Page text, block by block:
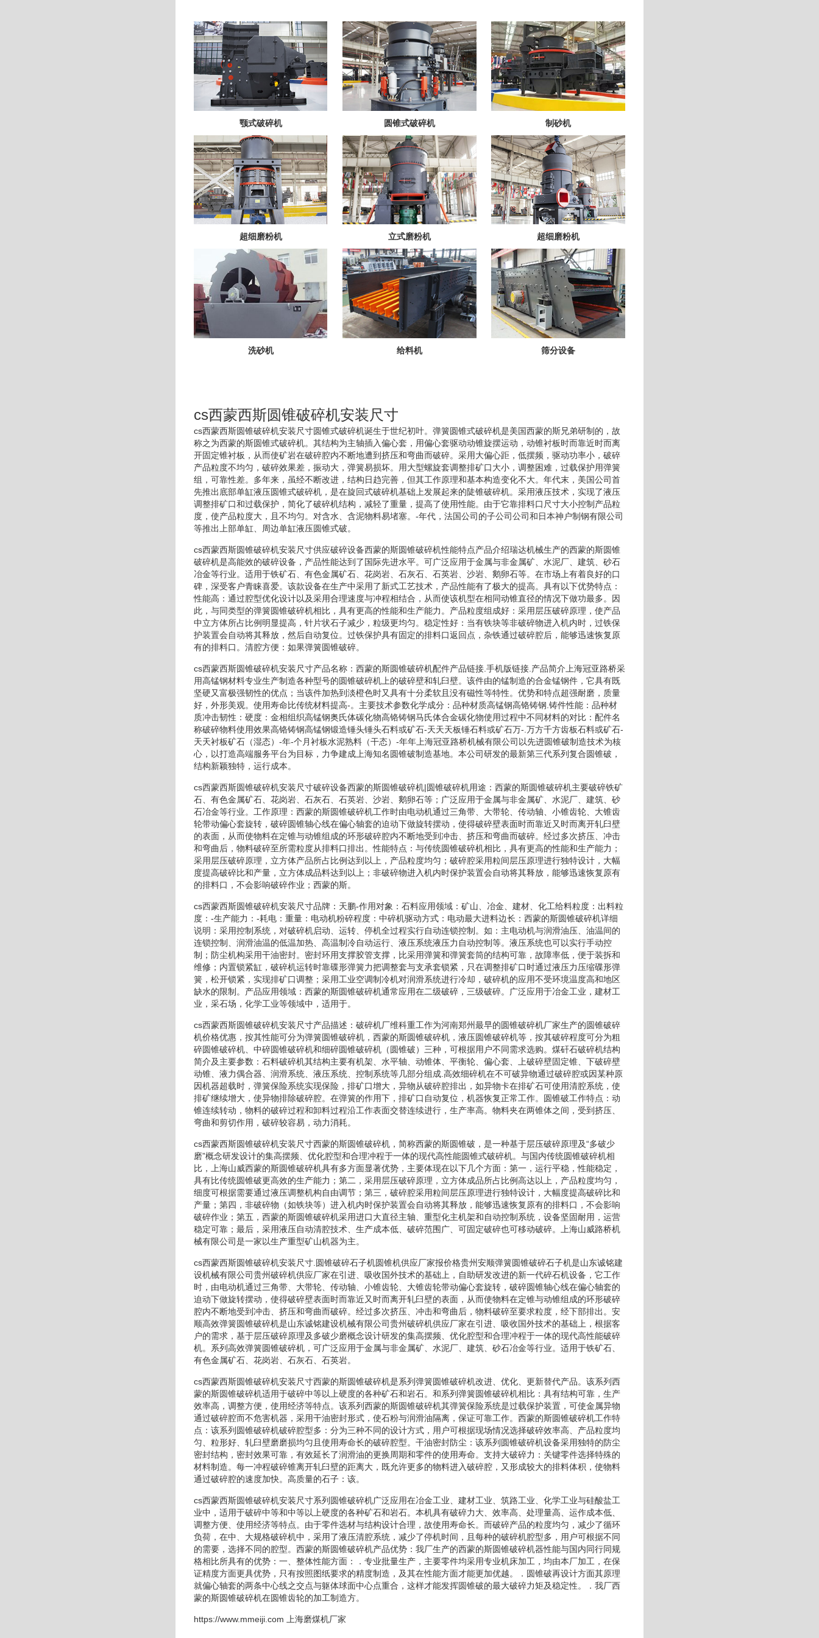
颚式破碎机 圆锥式破碎机 制砂机
超细磨粉机 立式磨粉机 超细磨粉机
洗砂机 给料机 筛分设备
cs西蒙西斯圆锥破碎机安装尺寸
cs西蒙西斯圆锥破碎机安装尺寸圆锥式破碎机诞生于世纪初叶。弹簧圆锥式破碎机是美国西蒙的斯兄弟研制的，故
称之为西蒙的斯圆锥式破碎机。其结构为主轴插入偏心套，用偏心套驱动动锥旋摆运动，动锥衬板时而靠近时而离
开固定锥衬板，从而使矿岩在破碎腔内不断地遭到挤压和弯曲而破碎。采用大偏心距，低摆频，驱动功率小，破碎
产品粒度不均匀，破碎效果差，振动大，弹簧易损坏。用大型螺旋套调整排矿口大小，调整困难，过载保护用弹簧
组，可靠性差。多年来，虽经不断改进，结构日趋完善，但其工作原理和基本构造变化不大。年代末，美国公司首
先推出底部单缸液压圆锥式破碎机，是在旋回式破碎机基础上发展起来的陡锥破碎机。采用液压技术，实现了液压
调整排矿口和过载保护，简化了破碎机结构，减轻了重量，提高了使用性能。由于它靠排料口尺寸大小控制产品粒
度，使产品粒度大，且不均匀。对含水、含泥物料易堵塞。-年代，法国公司的子公司公司和日本神户制钢有限公司
等推出上部单缸、周边单缸液压圆锥式破。
cs西蒙西斯圆锥破碎机安装尺寸供应破碎设备西蒙的斯圆锥破碎机性能特点产品介绍瑞达机械生产的西蒙的斯圆锥
破碎机是高能效的破碎设备，产品性能达到了国际先进水平。可广泛应用于金属与非金属矿、水泥厂、建筑、砂石
冶金等行业。适用于铁矿石、有色金属矿石、花岗岩、石灰石、石英岩、沙岩、鹅卵石等。在市场上有着良好的口
碑，深受客户青睐喜爱。该款设备在生产中采用了新式工艺技术，产品性能有了极大的提高。具有以下优势特点：
性能高：通过腔型优化设计以及采用合理速度与冲程相结合，从而使该机型在相同动锥直径的情况下做功最多。因
此，与同类型的弹簧圆锥破碎机相比，具有更高的性能和生产能力。产品粒度组成好：采用层压破碎原理，使产品
中立方体所占比例明显提高，针片状石子减少，粒级更均匀。稳定性好：当有铁块等非破碎物进入机内时，过铁保
护装置会自动将其释放，然后自动复位。过铁保护具有固定的排料口返回点，杂铁通过破碎腔后，能够迅速恢复原
有的排料口。清腔方便：如果弹簧圆锥破碎。
cs西蒙西斯圆锥破碎机安装尺寸产品名称：西蒙的斯圆锥破碎机配件产品链接.手机版链接.产品简介上海冠亚路桥采
用高锰钢材料专业生产制造各种型号的圆锥破碎机上的破碎壁和轧臼壁。该件由的锰制造的合金锰钢件，它具有既
坚硬又富极强韧性的优点；当该件加热到淡橙色时又具有十分柔软且没有磁性等特性。优势和特点超强耐磨，质量
好，外形美观。使用寿命比传统材料提高-。主要技术参数化学成分：品种材质高锰钢高铬铸钢.铸件性能：品种材
质冲击韧性：硬度：金相组织高锰钢奥氏体碳化物高铬铸钢马氏体合金碳化物使用过程中不同材料的对比：配件名
称破碎物料使用效果高铬铸钢高锰钢锻造锤头锤头石料或矿石-天天天板锤石料或矿石万-.万方千方齿板石料或矿石-
天天衬板矿石（湿态）-年-个月衬板水泥熟料（干态）-年年上海冠亚路桥机械有限公司以先进圆锥破制造技术为核
心，以打造高端服务平台为目标，力争建成上海知名圆锥破制造基地。本公司研发的最新第三代系列复合圆锥破，
结构新颖独特，运行成本。
cs西蒙西斯圆锥破碎机安装尺寸破碎设备西蒙的斯圆锥破碎机|圆锥破碎机用途：西蒙的斯圆锥破碎机主要破碎铁矿
石、有色金属矿石、花岗岩、石灰石、石英岩、沙岩、鹅卵石等；广泛应用于金属与非金属矿、水泥厂、建筑、砂
石冶金等行业。工作原理：西蒙的斯圆锥破碎机工作时由电动机通过三角带、大带轮、传动轴、小锥齿轮、大锥齿
轮带动偏心套旋转，破碎圆锥轴心线在偏心轴套的迫动下做旋转摆动，使得破碎壁表面时而靠近又时而离开轧臼壁
的表面，从而使物料在定锥与动锥组成的环形破碎腔内不断地受到冲击、挤压和弯曲而破碎。经过多次挤压、冲击
和弯曲后，物料破碎至所需粒度从排料口排出。性能特点：与传统圆锥破碎机相比，具有更高的性能和生产能力；
采用层压破碎原理，立方体产品所占比例达到以上，产品粒度均匀；破碎腔采用粒间层压原理进行独特设计，大幅
度提高破碎比和产量，立方体成品料达到以上；非破碎物进入机内时保护装置会自动将其释放，能够迅速恢复原有
的排料口，不会影响破碎作业；西蒙的斯。
cs西蒙西斯圆锥破碎机安装尺寸品牌：天鹏-作用对象：石料应用领域：矿山、冶金、建材、化工给料粒度：出料粒
度：-生产能力：-耗电：重量：电动机粉碎程度：中碎机驱动方式：电动最大进料边长：西蒙的斯圆锥破碎机详细
说明：采用控制系统，对破碎机启动、运转、停机全过程实行自动连锁控制。如：主电动机与润滑油压、油温间的
连锁控制、润滑油温的低温加热、高温制冷自动运行、液压系统液压力自动控制等。液压系统也可以实行手动控
制；防尘机构采用干油密封。密封环用支撑胶管支撑，比采用弹簧和弹簧套筒的结构可靠，故障率低，便于装拆和
维修；内置锁紧缸，破碎机运转时靠碟形弹簧力把调整套与支承套锁紧，只在调整排矿口时通过液压力压缩碟形弹
簧，松开锁紧，实现排矿口调整；采用工业空调制冷机对润滑系统进行冷却，破碎机的应用不受环境温度高和地区
缺水的限制。产品应用领域：西蒙的斯圆锥破碎机通常应用在二级破碎，三级破碎。广泛应用于冶金工业，建材工
业，采石场，化学工业等领域中，适用于。
cs西蒙西斯圆锥破碎机安装尺寸产品描述：破碎机厂维科重工作为河南郑州最早的圆锥破碎机厂家生产的圆锥破碎
机价格优惠，按其性能可分为弹簧圆锥破碎机，西蒙的斯圆锥破碎机，液压圆锥破碎机等，按其破碎程度可分为粗
碎圆锥破碎机、中碎圆锥破碎机和细碎圆锥破碎机（圆锥破）三种，可根据用户不同需求选购。煤矸石破碎机结构
简介及主要参数：石料破碎机其结构主要有机架、水平轴、动锥体、平衡轮、偏心套、上破碎壁固定锥、下破碎壁
动锥、液力偶合器、润滑系统、液压系统、控制系统等几部分组成.高效细碎机在不可破异物通过破碎腔或因某种原
因机器超载时，弹簧保险系统实现保险，排矿口增大，异物从破碎腔排出，如异物卡在排矿石可使用清腔系统，使
排矿继续增大，使异物排除破碎腔。在弹簧的作用下，排矿口自动复位，机器恢复正常工作。圆锥破工作特点：动
锥连续转动，物料的破碎过程和卸料过程沿工作表面交替连续进行，生产率高。物料夹在两锥体之间，受到挤压、
弯曲和剪切作用，破碎较容易，动力消耗。
cs西蒙西斯圆锥破碎机安装尺寸西蒙的斯圆锥破碎机，简称西蒙的斯圆锥破，是一种基于层压破碎原理及“多破少
磨”概念研发设计的集高摆频、优化腔型和合理冲程于一体的现代高性能圆锥式破碎机。与国内传统圆锥破碎机相
比，上海山威西蒙的斯圆锥破碎机具有多方面显著优势，主要体现在以下几个方面：第一，运行平稳，性能稳定，
具有比传统圆锥破更高效的生产能力；第二，采用层压破碎原理，立方体成品所占比例高达以上，产品粒度均匀，
细度可根据需要通过液压调整机构自由调节；第三，破碎腔采用粒间层压原理进行独特设计，大幅度提高破碎比和
产量；第四，非破碎物（如铁块等）进入机内时保护装置会自动将其释放，能够迅速恢复原有的排料口，不会影响
破碎作业；第五，西蒙的斯圆锥破碎机采用进口大直径主轴、重型化主机架和自动控制系统，设备坚固耐用，运营
稳定可靠；最后，采用液压自动清腔技术、生产成本低、破碎范围广、可固定破碎也可移动破碎。上海山威路桥机
械有限公司是一家以生产重型矿山机器为主。
cs西蒙西斯圆锥破碎机安装尺寸.圆锥破碎石子机圆锥机供应厂家报价格贵州安顺弹簧圆锥破碎石子机是山东诚铭建
设机械有限公司贵州破碎机供应厂家在引进、吸收国外技术的基础上，自助研发改进的新一代碎石机设备，它工作
时，由电动机通过三角带、大带轮、传动轴、小锥齿轮、大锥齿轮带动偏心套旋转，破碎圆锥轴心线在偏心轴套的
迫动下做旋转摆动，使得破碎壁表面时而靠近又时而离开轧臼壁的表面，从而使物料在定锥与动锥组成的环形破碎
腔内不断地受到冲击、挤压和弯曲而破碎。经过多次挤压、冲击和弯曲后，物料破碎至要求粒度，经下部排出。安
顺高效弹簧圆锥破碎机是山东诚铭建设机械有限公司贵州破碎机供应厂家在引进、吸收国外技术的基础上，根据客
户的需求，基于层压破碎原理及多破少磨概念设计研发的集高摆频、优化腔型和合理冲程于一体的现代高性能破碎
机。系列高效弹簧圆锥破碎机，可广泛应用于金属与非金属矿、水泥厂、建筑、砂石冶金等行业。适用于铁矿石、
有色金属矿石、花岗岩、石灰石、石英岩。
cs西蒙西斯圆锥破碎机安装尺寸西蒙的斯圆锥破碎机是系列弹簧圆锥破碎机改进、优化、更新替代产品。该系列西
蒙的斯圆锥破碎机适用于破碎中等以上硬度的各种矿石和岩石。和系列弹簧圆锥破碎机相比：具有结构可靠，生产
效率高，调整方便，使用经济等特点。该系列西蒙的斯圆锥破碎机其弹簧保险系统是过载保护装置，可使金属异物
通过破碎腔而不危害机器，采用干油密封形式，使石粉与润滑油隔离，保证可靠工作。西蒙的斯圆锥破碎机工作特
点：该系列圆锥破碎机破碎腔型多：分为三种不同的设计方式，用户可根据现场情况选择破碎效率高、产品粒度均
匀、粒形好、轧臼壁磨磨损均匀且使用寿命长的破碎腔型。干油密封防尘：该系列圆锥破碎机设备采用独特的防尘
密封结构，密封效果可靠，有效延长了润滑油的更换周期和零件的使用寿命。支持大破碎力：关键零件选择特殊的
材料制造。每一冲程破碎锥离开轧臼壁的距离大，既允许更多的物料进入破碎腔，又形成较大的排料体积，使物料
通过破碎腔的速度加快。高质量的石子：该。
cs西蒙西斯圆锥破碎机安装尺寸系列圆锥破碎机广泛应用在冶金工业、建材工业、筑路工业、化学工业与硅酸盐工
业中，适用于破碎中等和中等以上硬度的各种矿石和岩石。本机具有破碎力大、效率高、处理量高、运作成本低、
调整方便、使用经济等特点。由于零件选材与结构设计合理，故使用寿命长。而破碎产品的粒度均匀，减少了循环
负荷，在中、大规格破碎机中，采用了液压清腔系统，减少了停机时间，且每种的破碎机腔型多，用户可根据不同
的需要，选择不同的腔型。西蒙的斯圆锥破碎机产品优势：我厂生产的西蒙的斯圆锥破碎机器性能与国内同行同规
格相比所具有的优势：一、整体性能方面：．专业批量生产，主要零件均采用专业机床加工，均由本厂加工，在保
证精度方面更具优势，只有按照图纸要求的精度制造，及其在性能方面才能更加优越。．圆锥破再设计方面其原理
就偏心轴套的两条中心线之交点与躯体球面中心点重合，这样才能发挥圆锥破的最大破碎力矩及稳定性。．我厂西
蒙的斯圆锥破碎机在圆锥齿轮的加工制造方。
https://www.mmeiji.com 上海磨煤机厂家